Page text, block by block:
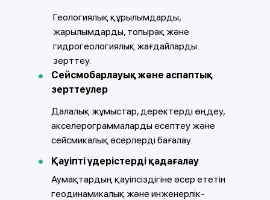
Геологиялық құрылымдарды,
жарылымдарды, топырақ және
гидрогеологиялық жағдайларды
зерттеу.
Сейсмобарлауық және аспаптық
зерттеулер
Далалық жұмыстар, деректерді өңдеу,
акселерограммаларды есептеу және
сейсмикалық әсерлерді бағалау.
Аумақтардың қауіпсіздігіне әсер ететін
геодинамикалық және инженерлік-
Қауіпті үдерістерді қадағалау